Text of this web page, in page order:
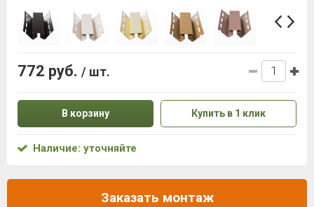
772 руб. / шт.
В корзину Купить в 1 клик
Наличие: уточняйте
Заказать монтаж